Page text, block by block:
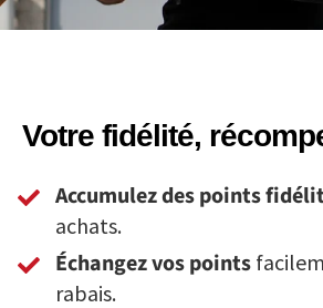
Votre fidélité,
Accumulez des points
achats.
Échangez vos points
rabais.